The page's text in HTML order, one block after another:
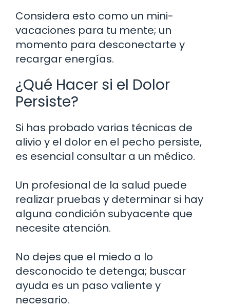
Considera esto como un mini-
vacaciones para tu mente; un
momento para desconectarte y
recargar energías.
¿Qué Hacer si el Dolor
Persiste?
Si has probado varias técnicas de
alivio y el dolor en el pecho persiste,
es esencial consultar a un médico.
Un profesional de la salud puede
realizar pruebas y determinar si hay
alguna condición subyacente que
necesite atención.
No dejes que el miedo a lo
desconocido te detenga; buscar
ayuda es un paso valiente y
necesario.